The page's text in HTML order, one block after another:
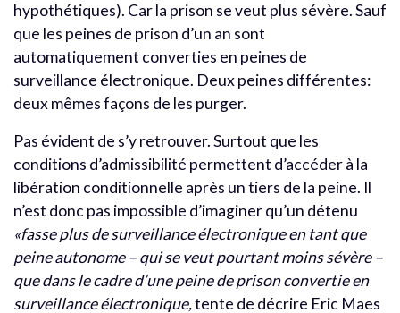
hypothétiques). Car la prison se veut plus sévère. Sauf
que les peines de prison d’un an sont
automatiquement converties en peines de
surveillance électronique. Deux peines différentes:
deux mêmes façons de les purger.
Pas évident de s’y retrouver. Surtout que les
conditions d’admissibilité permettent d’accéder à la
libération conditionnelle après un tiers de la peine. Il
n’est donc pas impossible d’imaginer qu’un détenu
«fasse plus de surveillance électronique en tant que
peine autonome – qui se veut pourtant moins sévère –
que dans le cadre d’une peine de prison convertie en
surveillance électronique,tente de décrire Eric Maes